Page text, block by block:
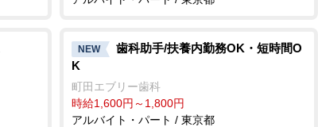
NEW
歯科助手/扶養内勤務OK・短時間O
K
町田エブリー歯科
時給1,600円～1,800円
アルバイト・パート / 東京都